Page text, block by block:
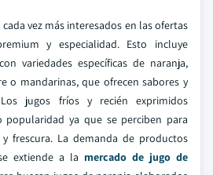
vez más interesados en las ofertas
y especialidad. Esto incluye
variedades específicas de naranja,
o mandarinas, que ofrecen sabores y
Los jugos fríos y recién exprimidos
popularidad ya que se perciben para
frescura. La demanda de productos
extiende a la mercado de jugo de